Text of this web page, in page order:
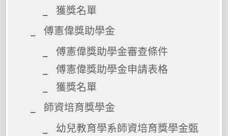
獲獎名單
傅憲偉獎助學金
傅憲偉獎助學金審查條件
傅憲偉獎助學金申請表格
獲獎名單
師資培育獎學金
幼兒教育學系師資培育獎學金甄